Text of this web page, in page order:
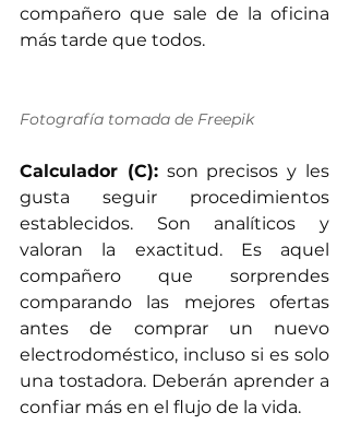
compañero que sale de la oficina
más tarde que todos.
Fotografía tomada de Freepik
Calculador (C): son precisos y les
gusta seguir procedimientos
establecidos. Son analíticos y
valoran la exactitud. Es aquel
compañero que sorprendes
comparando las mejores ofertas
antes de comprar un nuevo
electrodoméstico, incluso si es solo
una tostadora. Deberán aprender a
confiar más en el flujo de la vida.